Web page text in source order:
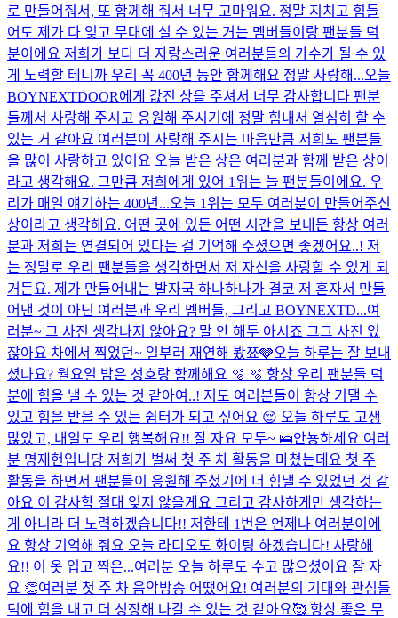
로 만들어줘서, 또 함께해 줘서 너무 고마워요. 정말 지치고 힘들
어도 제가 다 잊고 무대에 설 수 있는 거는 멤버들이랑 팬분들 덕
분이에요 저희가 보다 더 자랑스러운 여러분들의 가수가 될 수 있
게 노력할 테니까 우리 꼭 400년 동안 함께해요 정말 사랑해...오늘
BOYNEXTDOOR에게 값진 상을 주셔서 너무 감사합니다 팬분
들께서 사랑해 주시고 응원해 주시기에 정말 힘내서 열심히 할 수
있는 거 같아요 여러분이 사랑해 주시는 마음만큼 저희도 팬분들
을 많이 사랑하고 있어요 오늘 받은 상은 여러분과 함께 받은 상이
라고 생각해요. 그만큼 저희에게 있어 1위는 늘 팬분들이에요. 우
리가 매일 얘기하는 400년...오늘 1위는 모두 여러분이 만들어주신
상이라고 생각해요. 어떤 곳에 있든 어떤 시간을 보내든 항상 여러
분과 저희는 연결되어 있다는 걸 기억해 주셨으면 좋겠어요..! 저
는 정말로 우리 팬분들을 생각하면서 저 자신을 사랑할 수 있게 되
거든요. 제가 만들어내는 발자국 하나하나가 결코 저 혼자서 만들
어낸 것이 아닌 여러분과 우리 멤버들, 그리고 BOYNEXTD...여
러분~ 그 사진 생각나지 않아요? 말 안 해두 아시죠 그그 사진 있
잖아요 차에서 찍었던~ 일부러 재연해 봤쬬🩶오늘 하루는 잘 보내
셨나요? 월요일 밤은 성호랑 함께해요 🫧 🫧 항상 우리 팬분들 덕
분에 힘을 낼 수 있는 것 같아여..! 저도 여러분들이 항상 기댈 수
있고 힘을 받을 수 있는 쉼터가 되고 싶어요 😌 오늘 하루도 고생
많았고, 내일도 우리 행복해요!! 잘 자요 모두~ 🛌안뇽하세요 여러
분 명재현입니당 저희가 벌써 첫 주 차 활동을 마쳤는데요 첫 주
활동을 하면서 팬분들이 응원해 주셨기에 더 힘낼 수 있었던 것 같
아요 이 감사함 절대 잊지 않을게요 그리고 감사하게만 생각하는
게 아니라 더 노력하겠습니다!! 저한테 1번은 언제나 여러분이에
요 항상 기억해 줘요 오늘 라디오도 화이팅 하겠습니다! 사랑해
요!! 이 옷 입고 찍은...여러분 오늘 하루도 수고 많으셨어요 잘 자
요 👏여러분 첫 주 차 음악방송 어땠어요! 여러분의 기대와 관심들
덕에 힘을 내고 더 성장해 나갈 수 있는 것 같아요🥰 항상 좋은 무